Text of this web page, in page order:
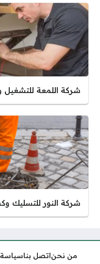
شركة اللمعة للتشغيل
شركة النور للتسليك
من نحناتصل بنا